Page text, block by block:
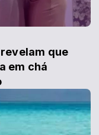
que
em chá